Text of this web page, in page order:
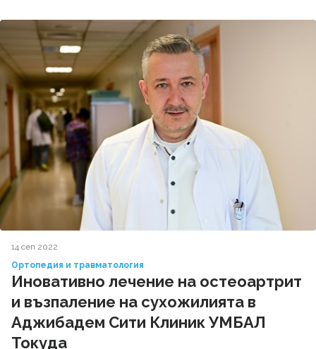
14 сеп 2022
Ортопедия и травматология
Иновативно лечение на остеоартрит
и възпаление на сухожилията в
Аджибадем Сити Клиник УМБАЛ
Токуда